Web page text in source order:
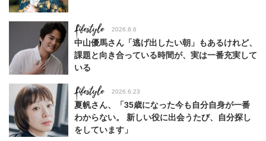
Lifestyle 2026.8.6
中山優馬さん「逃げ出したい朝」もあるけれど、
課題と向き合っている時間が、実は一番充実して
いる
Lifestyle 2026.6.23
夏帆さん、「35歳になった今も自分自身が一番
わからない。 新しい役に出会うたび、自分探し
をしています」